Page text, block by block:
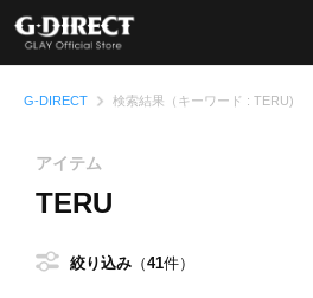
G-DIRECT 検索結果（キーワード : TERU)
アイテム
TERU
絞り込み 41